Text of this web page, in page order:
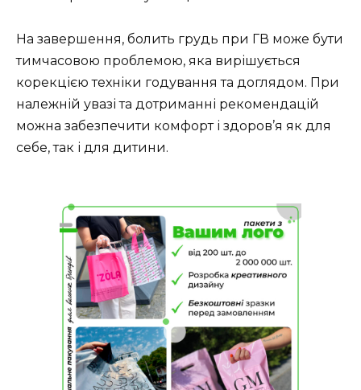
На завершення, болить грудь при ГВ може бути
тимчасовою проблемою, яка вирішується
корекцією техніки годування та доглядом. При
належній увазі та дотриманні рекомендацій
можна забезпечити комфорт і здоров’я як для
себе, так і для дитини.